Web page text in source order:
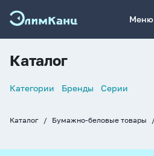
Меню
Каталог
Список
Категории Бренды Серии
Каталог Бумажно-беловые товары